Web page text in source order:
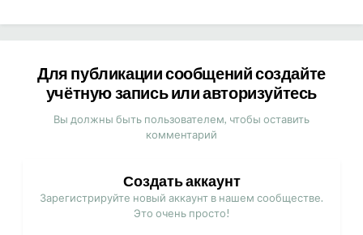
Для публикации сообщений создайте
учётную запись или авторизуйтесь
Вы должны быть пользователем, чтобы оставить
комментарий
Создать аккаунт
Зарегистрируйте новый аккаунт в нашем сообществе.
Это очень просто!